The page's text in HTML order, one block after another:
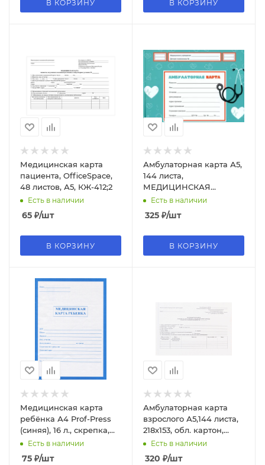
В КОРЗИНУ В КОРЗИНУ
Медицинская карта
пациента, OfficeSpace,
48 листов, А5, КЖ-412;2
Есть в наличии
65 ₽/шт
В КОРЗИНУ
Амбулаторная карта А5,
144 листа,
МЕДИЦИНСКАЯ
КЛАССИКА, 200х140,
КМ-8976
Есть в наличии
325 ₽/шт
В КОРЗИНУ
Медицинская карта
ребёнка А4 Prof-Press
(синяя), 16 л., скрепка,
обложка-офсет, КМ-5602
Есть в наличии
75 ₽/шт
Амбулаторная карта
взрослого А5,144 листа,
218х153, обл. картон,
блок-офсет, АК-0529
Есть в наличии
320 ₽/шт